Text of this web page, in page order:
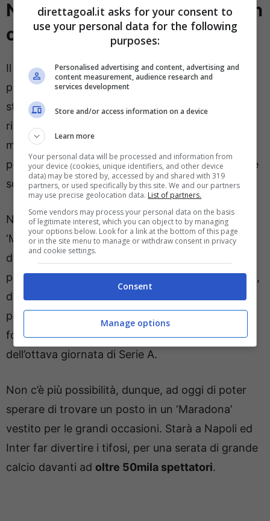
Napoli-Inter, è UFFICIALE: non
ci sono più dubbi
Il cammino in Serie A è ancora lungo ed una
partita, a conti fatti, non può decidere un’intera
stagione. Non ancora almeno. Ma Napoli-Inter
ripropone da vicino il duello che ha appassionato
milioni di tifosi l’anno scorso e che, oggi, sono
pronti ad assistere ad un big match che promette
scintille.
Napoli ed Inter saranno circondati da un
‘Maradona’ bollente.Su Ticketone, a poche ore
dalla vendita dei tagliandi per la sfida di sabato
pomeriggio, èarrivato il sold out. Il tutto esaurito,
dunque, garantirà certamente un’atmosfera
particolare, capace di regalare emozioni ai
fortunati possessori dei biglietti per la super sfida
dell’ottava giornata di Serie A.
Non c’è più possibilità, dunque, ad oggi di poter
sperare di trovare un posto in un ‘Maradona’
vestito per le grandi occasioni. Starà a Napoli ed
Inter far divertire i tifosi, per una serata di grande
calcio davanti ad oltre 50mila spettatori.
direttagoal.it asks for your consent to
use your personal data for the following
purposes:
Personalised advertising and content, advertising and
content measurement, audience research and
services development
Store and/or access information on a device
Learn more
Your personal data will be processed and information from
your device (cookies, unique identifiers, and other device
data) may be stored by, accessed by and shared with 319
partners, or used specifically by this site. We and our partners
may use precise geolocation data. List of partners.
Some vendors may process your personal data on the basis
of legitimate interest, which you can object to by managing
your options below. Look for a link at the bottom of this page
or in the site menu to manage or withdraw consent in privacy
and cookie settings.
Consent
Manage options